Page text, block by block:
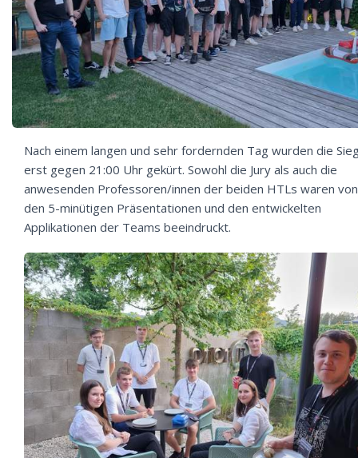
Nach einem langen und sehr fordernden Tag wurden die
erst gegen 21:00 Uhr gekürt. Sowohl die Jury als auch die
anwesenden Professoren/innen der beiden HTLs waren von
den 5-minütigen Präsentationen und den entwickelten
Applikationen der Teams beeindruckt.